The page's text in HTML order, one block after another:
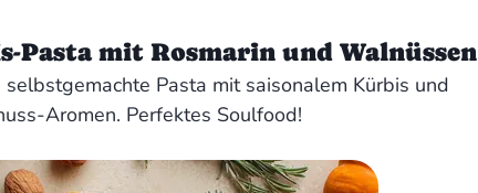
Pasta mit Rosmarin und Walnüssen
Pasta mit saisonalem Kürbis und
Aromen. Perfektes Soulfood!